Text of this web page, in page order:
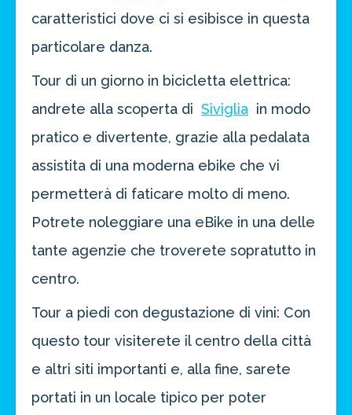
caratteristici dove ci si esibisce in questa
particolare danza.
Tour di un giorno in bicicletta elettrica:
andrete alla scoperta di Siviglia in modo
pratico e divertente, grazie alla pedalata
assistita di una moderna ebike che vi
permetterà di faticare molto di meno.
Potrete noleggiare una eBike in una delle
tante agenzie che troverete sopratutto in
centro.
Tour a piedi con degustazione di vini: Con
questo tour visiterete il centro della città
e altri siti importanti e, alla fine, sarete
portati in un locale tipico per poter
Risparmia oltre il 21%!
4 promozioni, 2 omaggi e 1 Novità!
ATTIVA OFFERTA